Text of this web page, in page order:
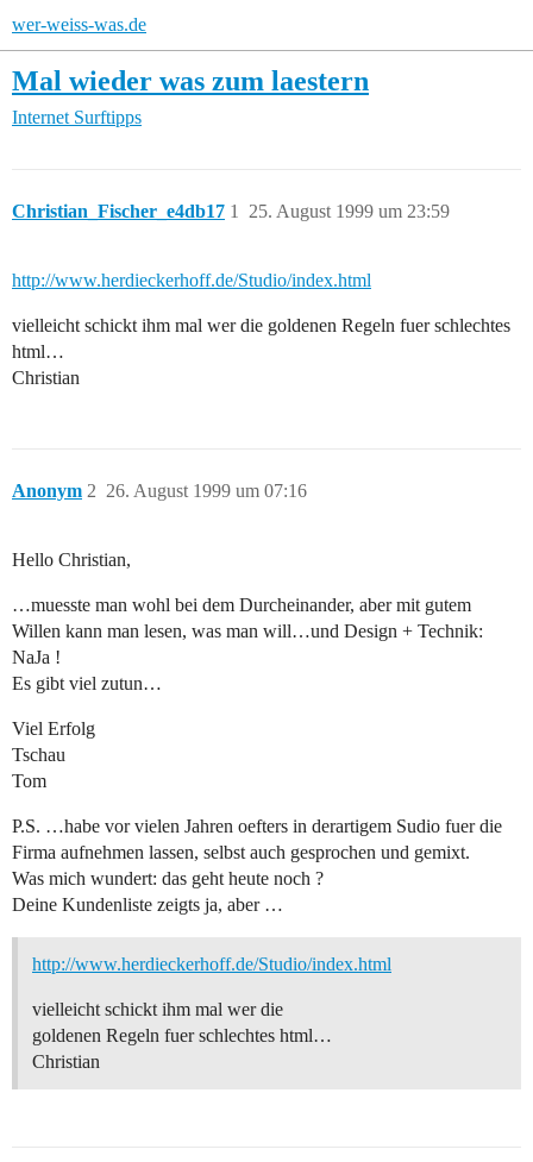
wer-weiss-was.de
Mal wieder was zum laestern
Internet Surftipps
Christian_Fischer_e4db17 25. August 1999 um 23:59
1
http://www.herdieckerhoff.de/Studio/index.html
vielleicht schickt ihm mal wer die goldenen Regeln fuer schlechtes
html…
Christian
Anonym 26. August 1999 um 07:16
2
Hello Christian,
…muesste man wohl bei dem Durcheinander, aber mit gutem
Willen kann man lesen, was man will…und Design + Technik:
NaJa !
Es gibt viel zutun…
Viel Erfolg
Tschau
Tom
P.S. …habe vor vielen Jahren oefters in derartigem Sudio fuer die
Firma aufnehmen lassen, selbst auch gesprochen und gemixt.
Was mich wundert: das geht heute noch ?
Deine Kundenliste zeigts ja, aber …
http://www.herdieckerhoff.de/Studio/index.html
vielleicht schickt ihm mal wer die
goldenen Regeln fuer schlechtes html…
Christian